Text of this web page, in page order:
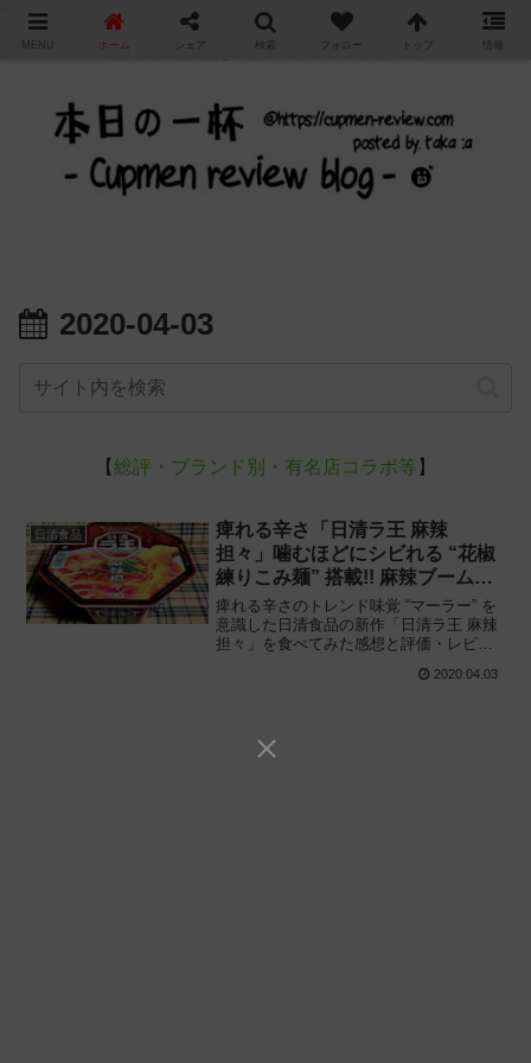
カップ麺の新商品をレビュー / アレンジするブログ
2020-04-03
【総評・ブランド別・有名店コラボ等 】
日清食品
痺れる辛さ「日清ラ王 麻辣
担々」噛むほどにシビれる “花椒
練りこみ麺” 搭載!! 麻辣ブーム減
速すれど失速せず
痺れる辛さのトレンド味覚 “マーラー” を
意識した日清食品の新作「日清ラ王 麻辣
担々」を食べてみた感想と評価・レビュ
ビリとしたシビれる “花椒練りこみ麺” を
2020.04.03
MENU ホーム シェア 検索 フォロー トップ 情報